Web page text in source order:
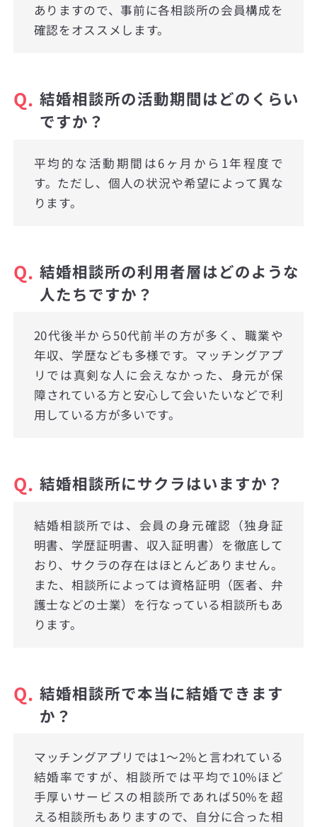
ありますので、事前に各相談所の会員構成を
確認をオススメします。
Q. 結婚相談所の活動期間はどのくらい
ですか？
平均的な活動期間は6ヶ月から1年程度で
す。ただし、個人の状況や希望によって異な
ります。
Q. 結婚相談所の利用者層はどのような
人たちですか？
20代後半から50代前半の方が多く、職業や
年収、学歴なども多様です。マッチングアプ
リでは真剣な人に会えなかった、身元が保
障されている方と安心して会いたいなどで利
用している方が多いです。
Q. 結婚相談所にサクラはいますか？
結婚相談所では、会員の身元確認（独身証
明書、学歴証明書、収入証明書）を徹底して
おり、サクラの存在はほとんどありません。
また、相談所によっては資格証明（医者、弁
護士などの士業）を行なっている相談所もあ
ります。
Q. 結婚相談所で本当に結婚できます
か？
マッチングアプリでは1〜2%と言われている
結婚率ですが、相談所では平均で10%ほど
手厚いサービスの相談所であれば50%を超
える相談所もありますので、自分に合った相